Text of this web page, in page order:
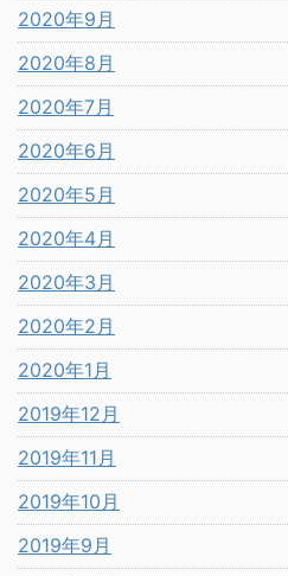
2020年9月
2020年8月
2020年7月
2020年6月
2020年5月
2020年4月
2020年3月
2020年2月
2020年1月
2019年12月
2019年11月
2019年10月
2019年9月